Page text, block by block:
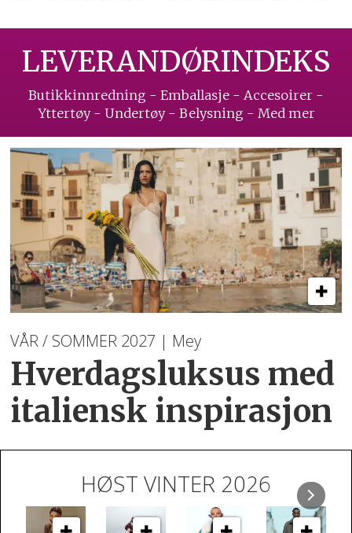
LEVERANDØRINDEKS
Butikkinnredning - Emballasje - Accesoirer -
Yttertøy - Undertøy - Belysning - Med mer
VÅR / SOMMER 2027 | Mey
Hverdagsluksus med
italiensk inspirasjon
HØST VINTER 2026